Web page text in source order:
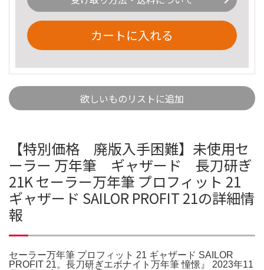
カートに入れる
欲しいものリストに追加
【特別価格 廃版入手困難】未使用セ
ーラー 万年筆 ギャザード 長刀研ぎ
21K セーラー万年筆 プロフィット 21
ギャザード SAILOR PROFIT 21の詳細情
報
セーラー万年筆 プロフィット 21 ギャザード SAILOR
PROFIT 21。長刀研ぎエボナイト万年筆 憧憬』 2023年11